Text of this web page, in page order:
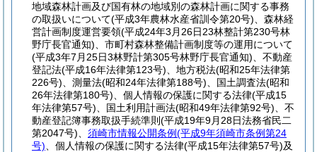
地域森林計画及び国有林の地域別の森林計画に関する事務
の取扱いについて(平成3年農林水産省訓令第20号) 、森林経
営計画制度運営要領(平成24年3月26日23林整計第230号林
野庁長官通知) 、市町村森林整備計画制度等の運用について
(平成3年7月25日3林野計第305号林野庁長官通知) 、不動産
登記法(平成16年法律第123号) 、地方税法(昭和25年法律第
226号) 、測量法(昭和24年法律第188号) 、国土調査法(昭和
26年法律第180号) 、個人情報の保護に関する法律(平成15
年法律第57号) 、国土利用計画法(昭和49年法律第92号) 、不
動産登記簿事務取扱手続準則 (平成19年9月28日法務省民二
第2047号)
須崎市情報公開条例(平成9年須崎市条例第24
号) 、個人情報の保護に関する法律(平成15年法律第57号)及